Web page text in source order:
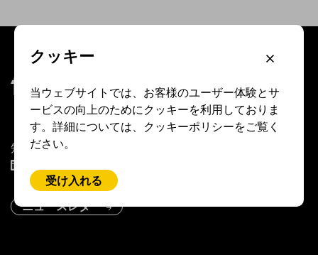
知的財産専門家をサポートします
LinkedIn
ニュースレター
クッキー
当ウェブサイトでは、お客様のユーザー体験とサ
ービスの向上のためにクッキーを利用しておりま
す。詳細については、クッキーポリシーをご覧く
ださい。
受け入れる